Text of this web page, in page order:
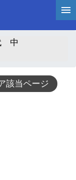
中
該当ページ